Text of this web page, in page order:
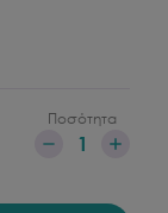
Ποσότητα
1